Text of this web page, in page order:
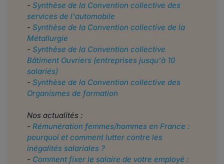
- Synthèse de la Convention collective des
services de l'automobile
- Synthèse de la Convention collective de la
Métallurgie
- Synthèse de la Convention collective
Bâtiment Ouvriers (entreprises jusqu'à 10
salariés)
- Synthèse de la Convention collective des
Organismes de formation
Nos actualités :
- Rémunération femmes/hommes en France :
pourquoi et comment lutter contre les
inégalités salariales ?
- Comment fixer le salaire de votre employé :